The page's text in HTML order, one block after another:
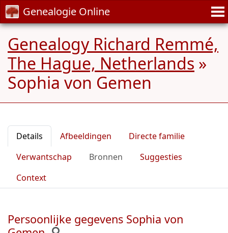
Genealogie Online
Genealogy Richard Remmé,
The Hague, Netherlands »
Sophia von Gemen
Details Afbeeldingen
Directe familie
Verwantschap
Bronnen
Suggesties
Context
Persoonlijke gegevens Sophia von